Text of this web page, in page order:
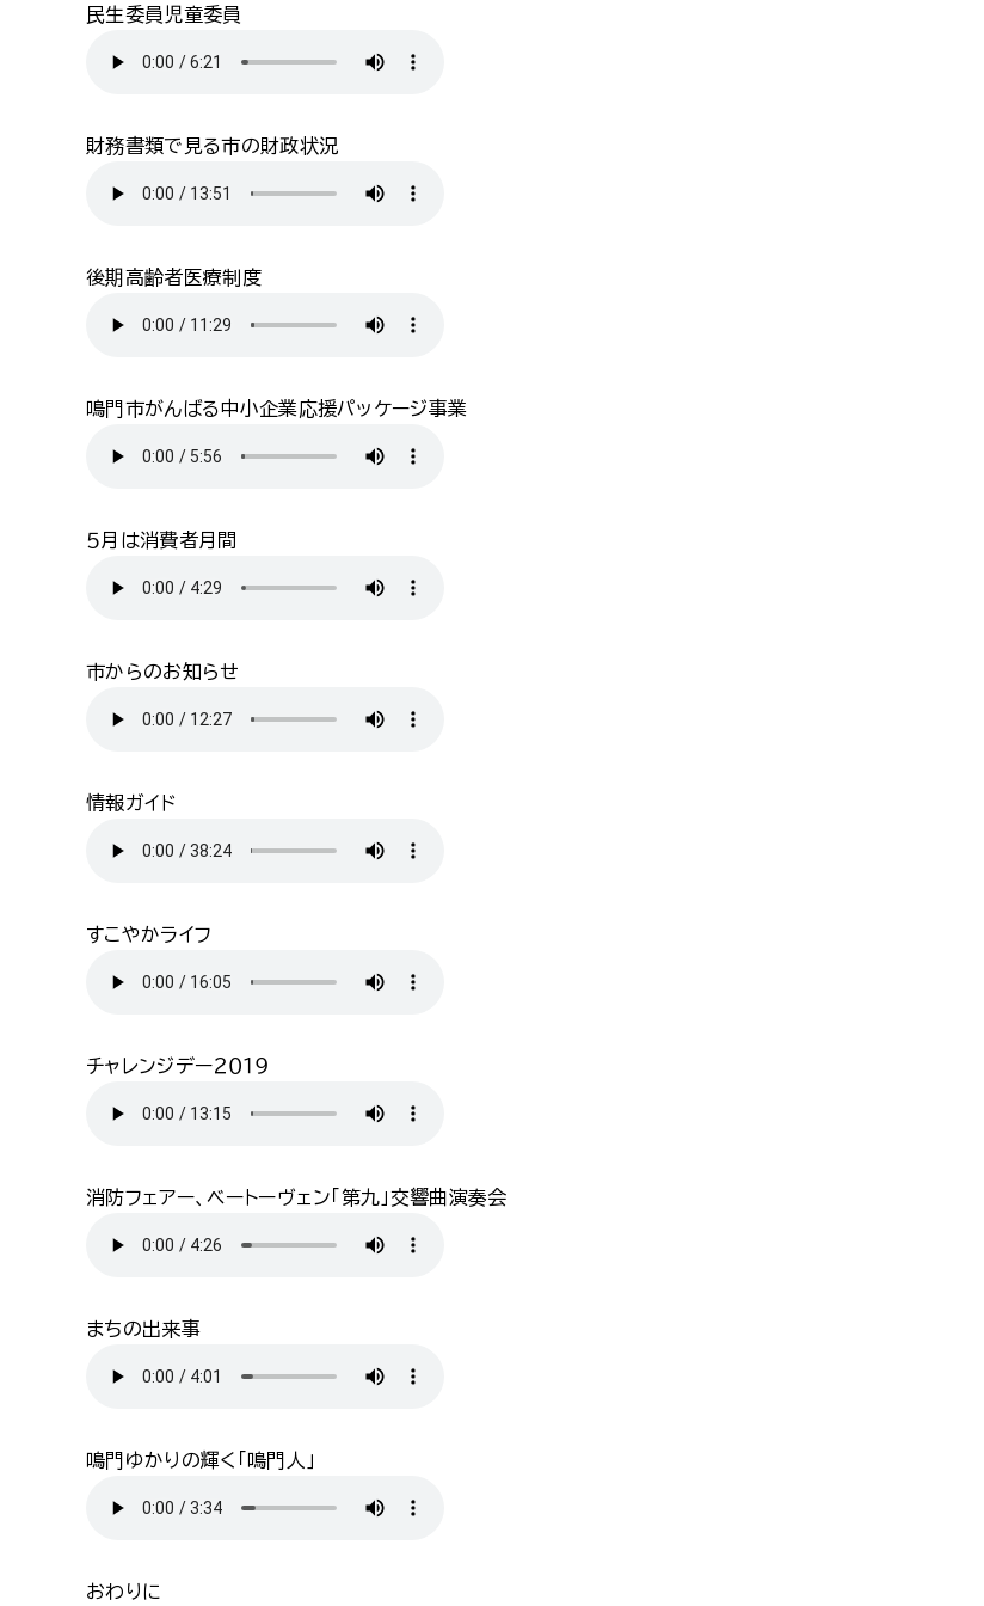
民生委員児童委員
財務書類で見る市の財政状況
後期高齢者医療制度
鳴門市がんばる中小企業応援パッケージ事業
５月は消費者月間
市からのお知らせ
情報ガイド
すこやかライフ
チャレンジデー２０１９
消防フェアー、ベートーヴェン「第九」交響曲演奏会
まちの出来事
鳴門ゆかりの輝く｢鳴門人｣
おわりに